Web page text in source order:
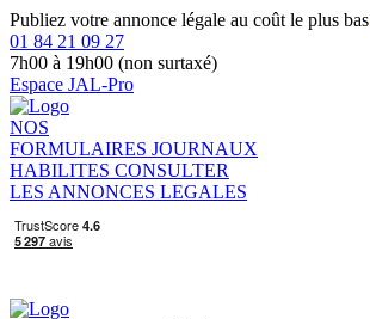
Publiez votre annonce légale au coût le plus bas
01 84 21 09 27
7h00 à 19h00 (non surtaxé)
Espace JAL-Pro
NOS
FORMULAIRES JOURNAUX
HABILITES CONSULTER
LES ANNONCES LEGALES